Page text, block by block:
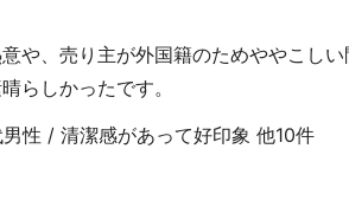
や、売り主が外国籍のためややこし
らしかったです。
性 / 清潔感があって好印象 他10件